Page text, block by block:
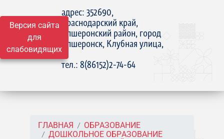
Версия сайта
для
слабовидящих
адрес: 352690,
Краснодарский край,
Апшеронский район, город
Апшеронск, Клубная улица,
15
тел.: 8(86152)2-74-64
ГЛАВНАЯ
ОБРАЗОВАНИЕ
ДОШКОЛЬНОЕ ОБРАЗОВАНИЕ